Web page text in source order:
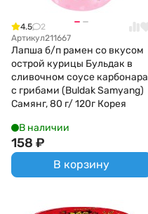
4.5
2
Артикул211667
Лапша б/п рамен со вкусом
острой курицы Бульдак в
сливочном соусе карбонара
с грибами (Buldak Samyang)
Самянг, 80 г/ 120г Корея
В наличии
158 ₽
В корзину